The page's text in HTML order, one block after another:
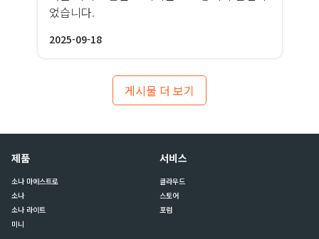
었습니다.
2025-09-18
게시물 더 보기
제품
소나 마에스트로
소나
소나 라이트
미니
서비스
클라우드
스토어
포럼